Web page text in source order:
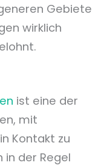
Gebiete
wirklich
ist eine der
mit
Kontakt zu
in der Regel